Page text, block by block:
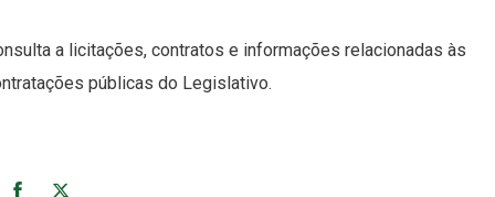
a licitações, contratos e informações relacionadas às
públicas do Legislativo.